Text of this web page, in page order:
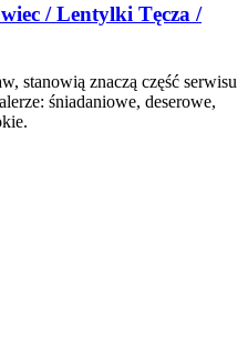
/ Lentylki Tęcza /
stanowią znaczą część serwisu
śniadaniowe, deserowe,